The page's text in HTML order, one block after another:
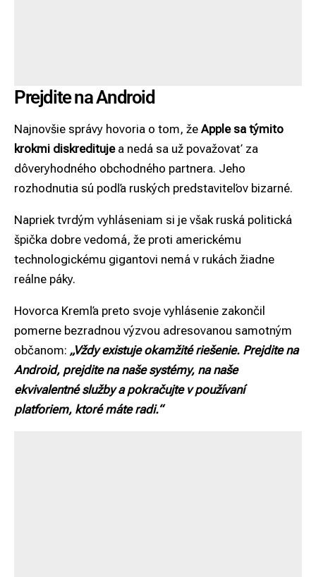
Prejdite na Android
Najnovšie správy hovoria o tom, že Apple sa týmito
krokmi diskreditujea nedá sa už považovať za
dôveryhodného obchodného partnera. Jeho
rozhodnutia sú podľa ruských predstaviteľov bizarné.
Napriek tvrdým vyhláseniam si je však ruská politická
špička dobre vedomá, že proti americkému
technologickému gigantovi nemá v rukách žiadne
reálne páky.
Hovorca Kremľa preto svoje vyhlásenie zakončil
pomerne bezradnou výzvou adresovanou samotným
občanom: „Vždy existuje okamžité riešenie. Prejdite na
Android, prejdite na naše systémy, na naše
ekvivalentné služby a pokračujte v používaní
platforiem, ktoré máte radi.“